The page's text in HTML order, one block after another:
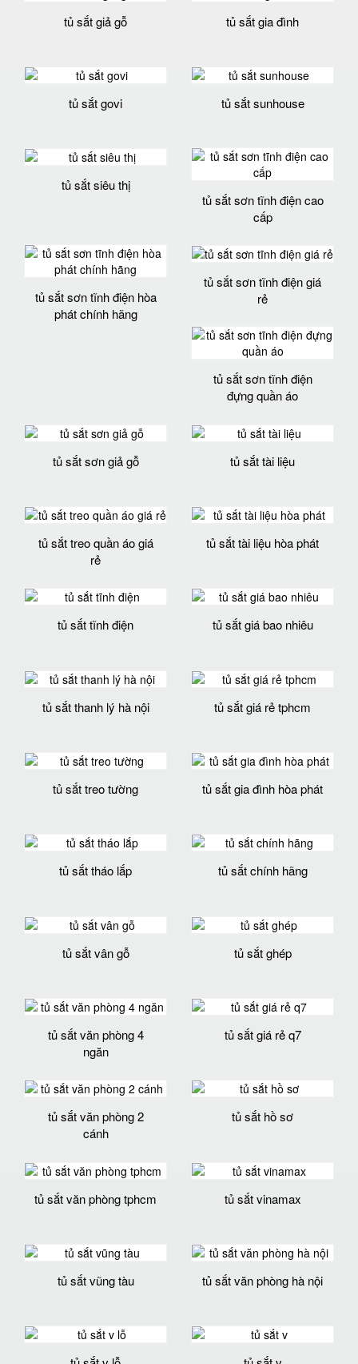
tủ sắt giả gỗ tủ sắt gia đình
tủ sắt govi tủ sắt sunhouse
tủ sắt siêu thị
tủ sắt sơn tĩnh điện cao
cấp
tủ sắt sơn tĩnh điện hòa
phát chính hãng
tủ sắt sơn tĩnh điện giá
rẻ
tủ sắt sơn tĩnh điện
đựng quần áo
tủ sắt sơn giả gỗ tủ sắt tài liệu
tủ sắt treo quần áo giá
rẻ
tủ sắt tài liệu hòa phát
tủ sắt tĩnh điện tủ sắt giá bao nhiêu
tủ sắt thanh lý hà nội tủ sắt giá rẻ tphcm
tủ sắt treo tường tủ sắt gia đình hòa phát
tủ sắt tháo lắp tủ sắt chính hãng
tủ sắt vân gỗ tủ sắt ghép
tủ sắt văn phòng 4
ngăn
tủ sắt giá rẻ q7
tủ sắt văn phòng 2
cánh
tủ sắt hồ sơ
tủ sắt văn phòng tphcm tủ sắt vinamax
tủ sắt vũng tàu tủ sắt văn phòng hà nội